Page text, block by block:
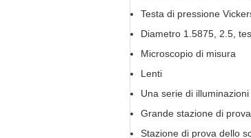
Testa di pressione
Diametro 1.5875, 2.5,
Microscopio di misura
Lenti
Una serie di
Grande stazione di
Stazione di prova dello